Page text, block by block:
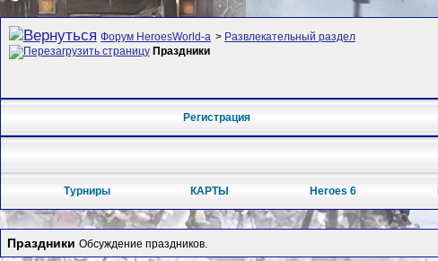
Форум HeroesWorld-а > Развлекательный раздел
Праздники
Регистрация
Турниры КАРТЫ Heroes 6
Праздники Обсуждение праздников.